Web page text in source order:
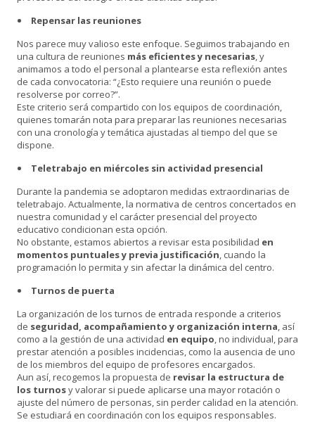
Repensar las reuniones
Nos parece muy valioso este enfoque. Seguimos trabajando en
una cultura de reuniones más eficientes y necesarias, y
animamos a todo el personal a plantearse esta reflexión antes
de cada convocatoria: “¿Esto requiere una reunión o puede
resolverse por correo?”.
Este criterio será compartido con los equipos de coordinación,
quienes tomarán nota para preparar las reuniones necesarias
con una cronología y temática ajustadas al tiempo del que se
dispone.
Teletrabajo en miércoles sin actividad presencial
Durante la pandemia se adoptaron medidas extraordinarias de
teletrabajo. Actualmente, la normativa de centros concertados en
nuestra comunidad y el carácter presencial del proyecto
educativo condicionan esta opción.
No obstante, estamos abiertos a revisar esta posibilidad en
momentos puntuales y previa justificación, cuando la
programación lo permita y sin afectar la dinámica del centro.
Turnos de puerta
La organización de los turnos de entrada responde a criterios
de seguridad, acompañamiento y organización interna, así
como a la gestión de una actividad en equipo, no individual, para
prestar atención a posibles incidencias, como la ausencia de uno
de los miembros del equipo de profesores encargados.
Aun así, recogemos la propuesta de revisar la estructura de
los turnosy valorar si puede aplicarse una mayor rotación o
ajuste del número de personas, sin perder calidad en la atención.
Se estudiará en coordinación con los equipos responsables.